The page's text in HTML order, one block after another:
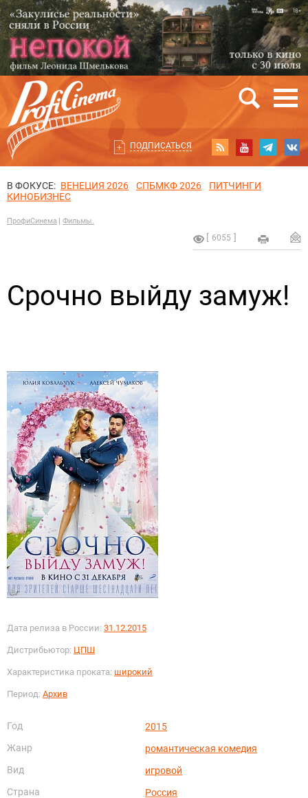
ПОДПИСАТЬСЯ
В ФОКУСЕ: ВЕНЕЦИЯ 2026 СПБМКФ 2026
ПИТЧИНГИ
КИНОБИЗНЕС
ПрофиСинема Фильмы.
6055
Срочно выйду замуж!
Дата релиза в России: 31.12.2015
Дистрибьютор: ЦПШ
Характеристика проката: широкий
Период: Архив
Год
2015
Жанр
романтическая комедия
Вид
игровой
Страна
Россия